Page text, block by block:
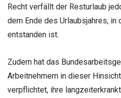
Recht verfällt der Resturlaub
dem Ende des Urlaubsjahres, in
entstanden ist.
Zudem hat das
Arbeitnehmern in dieser
verpflichtet, ihre